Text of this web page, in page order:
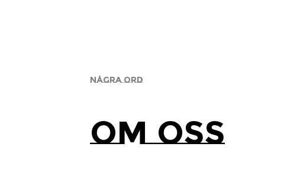
NÅGRA ORD
OM OSS